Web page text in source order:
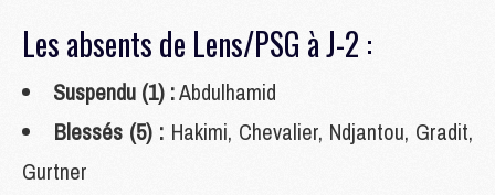
Les absents de Lens/PSG à J-2 :
Suspendu (1) :Abdulhamid
Blessés (5) : Hakimi, Chevalier, Ndjantou, Gradit,
Gurtner